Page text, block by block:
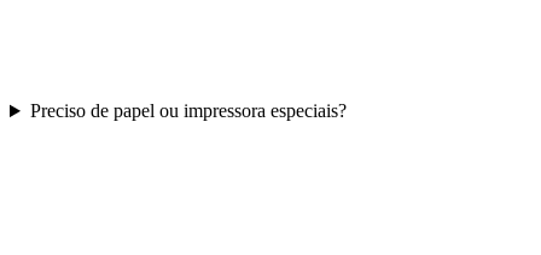
Preciso de papel ou impressora especiais?